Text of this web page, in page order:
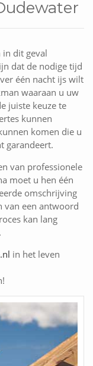
in dit geval
dat de nodige tijd
één nacht ijs wilt
waaraan u uw
juiste keuze te
kunnen
komen die u
garandeert.
van professionele
moet u hen één
omschrijving
van een antwoord
kan lang
in het leven